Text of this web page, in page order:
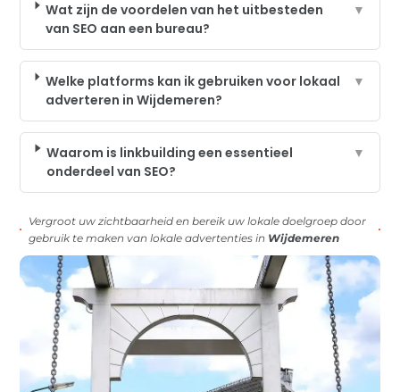
Wat zijn de voordelen van het uitbesteden
van SEO aan een bureau?
▼
Welke platforms kan ik gebruiken voor lokaal
adverteren in Wijdemeren?
▼
Waarom is linkbuilding een essentieel
onderdeel van SEO?
▼
Vergroot uw zichtbaarheid en bereik uw lokale doelgroep door
gebruik te maken van lokale advertenties in Wijdemeren